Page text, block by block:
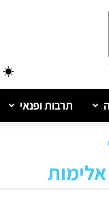
תרבות ופנאי